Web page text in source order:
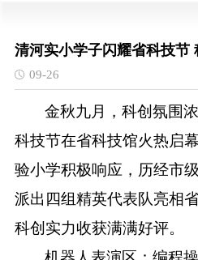
清河实小学子闪耀省科技节
09-26
金秋九月，科创氛围
科技节在省科技馆火热启
验小学积极响应，历经市
派出四组精英代表队亮相
科创实力收获满满好评。